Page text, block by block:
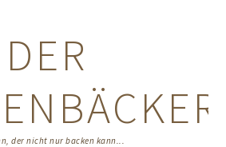
DER
der nicht nur backen kann...